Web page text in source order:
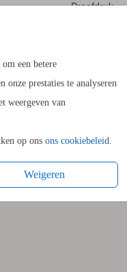
een betere
onze prestaties te analyseren
weergeven van
op ons ons cookiebeleid.
Weigeren
Proefdruk
Enveloppen